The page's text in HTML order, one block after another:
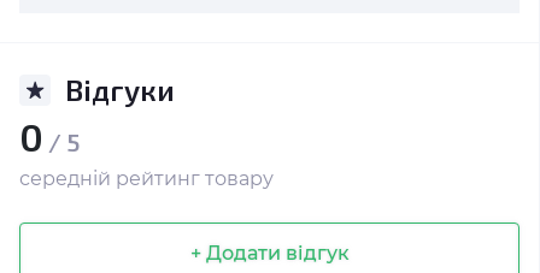
Відгуки
0 / 5
середній рейтинг товару
+ Додати відгук